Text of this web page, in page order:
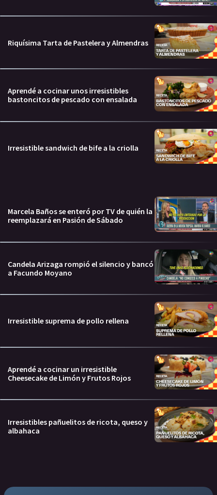
Riquísima Tarta de Pastelera y Almendras
Aprendé a cocinar unos irresistibles
bastoncitos de pescado con ensalada
Irresistible sandwich de bife a la criolla
Marcela Baños se enteró por TV de quién la
reemplazará en Pasión de Sábado
Candela Arizaga rompió el silencio y bancó
a Facundo Moyano
Irresistible suprema de pollo rellena
Aprendé a cocinar un irresistible
Cheesecake de Limón y Frutos Rojos
Irresistibles pañuelitos de ricota, queso y
albahaca